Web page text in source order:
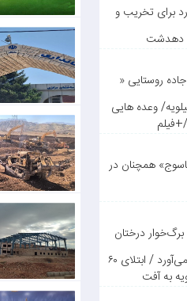
میلیارد برای تخریب و
دهدشت
روستایی «
وعده هایی
همچنان در
درختان
تنومند زاگرس را به زانو در می‌آورد / ابتلای ۶۰
به آفت